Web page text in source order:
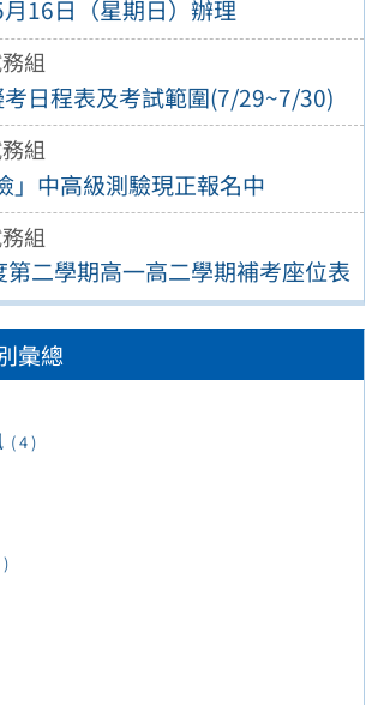
月16日（星期日）辦理
組
日程表及考試範圍(7/29~7/30)
組
」中高級測驗現正報名中
組
二學期高一高二學期補考座位表
彙總
( 4 )